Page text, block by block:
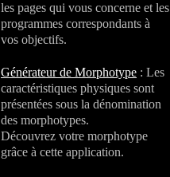
les pages qui vous concerne et les
programmes correspondants à
vos objectifs.
Générateur de Morphotype : Les
caractéristiques physiques sont
présentées sous la dénomination
des morphotypes.
Découvrez votre morphotype
grâce à cette application.